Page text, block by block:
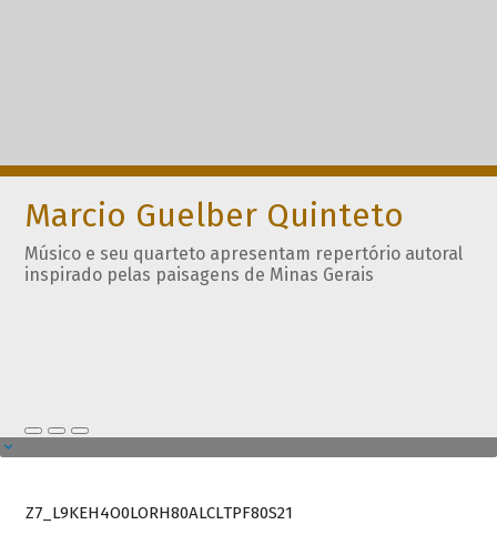
Marcio Guelber Quinteto
Músico e seu quarteto apresentam repertório autoral
inspirado pelas paisagens de Minas Gerais
Z7_L9KEH4O0LORH80ALCLTPF80S21